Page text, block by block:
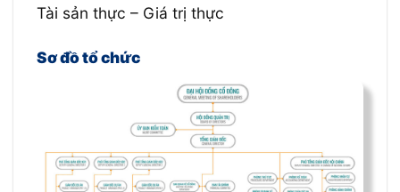
Tài sản thực – Giá trị thực
Sơ đồ tổ chức